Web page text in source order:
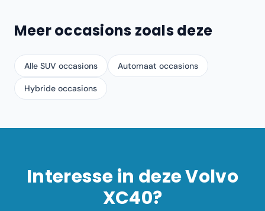
Meer occasions zoals deze
Alle SUV occasions Automaat occasions
Hybride occasions
Interesse in dezeVolvo
XC40?